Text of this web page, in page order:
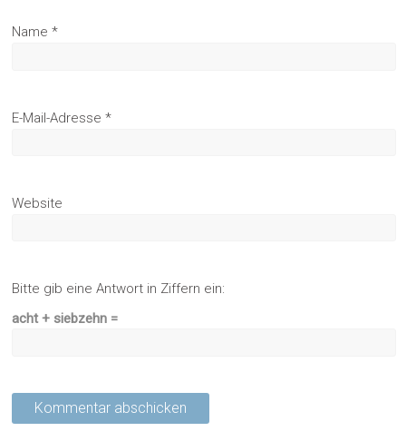
Name*
E-Mail-Adresse*
Website
Bitte gib eine Antwort in Ziffern ein:
acht + siebzehn =